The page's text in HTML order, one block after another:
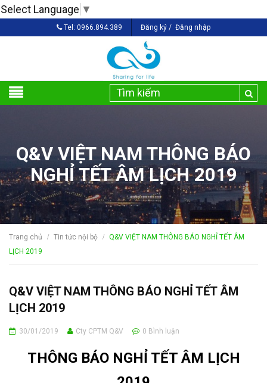
Select Language ▼
Tel: 0966.894.389 Đăng ký / Đăng nhập
Q&V VIỆT NAM THÔNG BÁO
NGHỈ TẾT ÂM LỊCH 2019
Trang chủ / Tin tức nội bộ /
Q&V VIỆT NAM THÔNG BÁO NGHỈ TẾT ÂM
LỊCH 2019
Q&V VIỆT NAM THÔNG BÁO NGHỈ TẾT ÂM
LỊCH 2019
30/01/2019 Cty CPTM Q&V 0 Bình luận
THÔNG BÁO NGHỈ TẾT ÂM LỊCH